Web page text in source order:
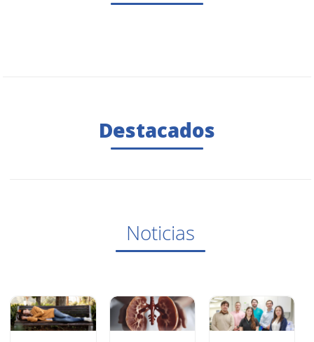
Destacados
Noticias